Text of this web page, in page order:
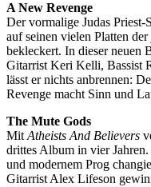
A New Revenge
Der vormalige Judas Priest-
auf seinen vielen Platten
bekleckert. In dieser neuen
Gitarrist Keri Kelli, Bassist
lässt er nichts anbrennen:
Revenge macht Sinn und
The Mute Gods
Mit Atheists And Believers
drittes Album in vier
und modernem Prog
Gitarrist Alex Lifeson